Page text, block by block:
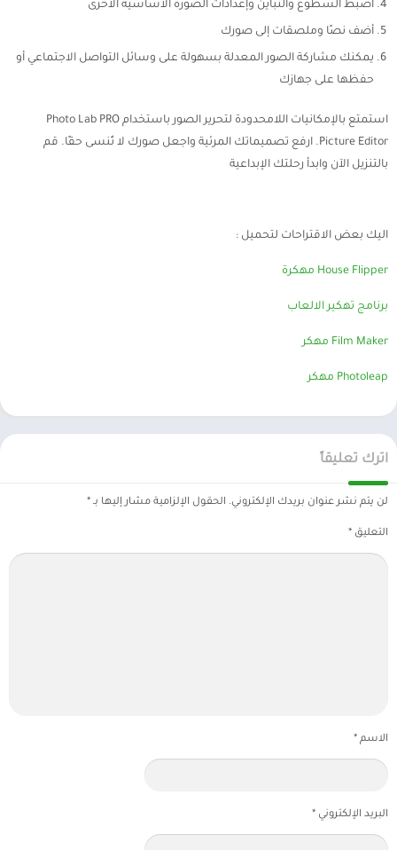
اضبط السطوع والتباين وإعدادات الصورة الأساسية الأخرى
أضف نصًا وملصقات إلى صورك
يمكنك مشاركة الصور المعدلة بسهولة على وسائل التواصل الاجتماعي أو
حفظها على جهازك
استمتع بالإمكانيات اللامحدودة لتحرير الصور باستخدام Photo Lab PRO
Picture Editor. ارفع تصميماتك المرئية واجعل صورك لا تُنسى حقًا. قم
بالتنزيل الآن وابدأ رحلتك الإبداعية
اليك بعض الاقتراحات لتحميل :
House Flipper مهكرة
برنامج تهكير الالعاب
Film Maker مهكر
Photoleap مهكر
اترك تعليقاً
لن يتم نشر عنوان بريدك الإلكتروني. الحقول الإلزامية مشار إليها بـ *
التعليق *
الاسم *
البريد الإلكتروني *